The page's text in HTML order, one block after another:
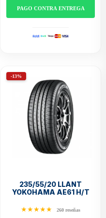
PAGO CONTRA ENTREGA
-13%
235/55/20 LLANT
YOKOHAMA AE61 H/T
★★★★★ 260 reseñas